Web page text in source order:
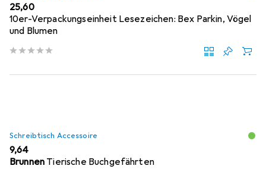
EUR
25,60
10er-Verpackungseinheit Lesezeichen: Bex Parkin, Vögel
und Blumen
Schreibtisch Accessoire
EUR
9,64
Brunnen Tierische Buchgefährten